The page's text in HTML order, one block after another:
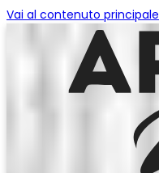
Vai al contenuto principale